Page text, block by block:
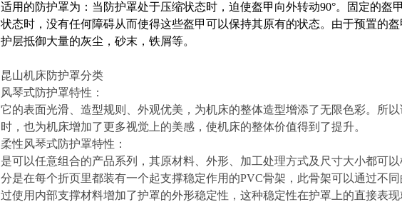
适用的防护罩为：当防护罩处于压缩状态时，迫使盔甲向外转动90°。固定的盔
状态时，没有任何障碍从而使得这些盔甲可以保持其原有的状态。由于预置的
护层抵御大量的灰尘，砂末，铁屑等。
昆山机床防护罩分类
风琴式防护罩特性：
它的表面光滑、造型规则、外观优美，为机床的整体造型增添了无限色彩。所
时，也为机床增加了更多视觉上的美感，使机床的整体价值得到了提升。
柔性风琴式防护罩特性：
是可以任意组合的产品系列，其原材料、外形、加工处理方式及尺寸大小都可
分是在每个折页里都装有一个起支撑稳定作用的PVC骨架，此骨架可以通过不
过使用内部支撑材料增加了护罩的外形稳定性，这种稳定性在护罩上的直接表现